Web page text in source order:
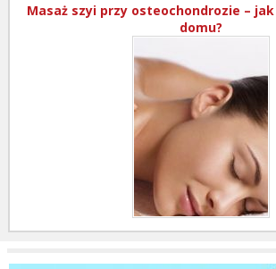
Masaż szyi przy osteochondrozie –
domu?